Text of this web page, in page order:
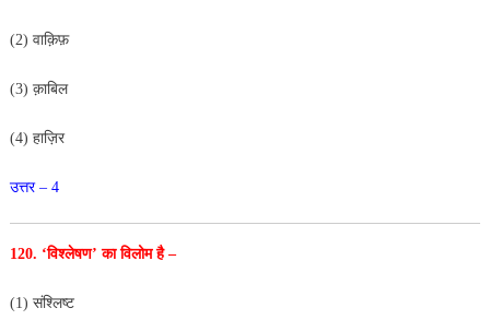
(2) वाक़िफ़
(3) क़ाबिल
(4) हाज़िर
उत्तर – 4
120. ‘विश्लेषण’ का विलोम है –
(1) संश्लिष्ट